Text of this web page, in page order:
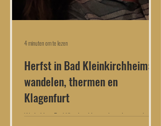
Herfst in Bad Kleinkirchheim:
wandelen, thermen en
Klagenfurt
We hebben Bad Kleinkirchheim al een keer in de
4 minuten om te lezen